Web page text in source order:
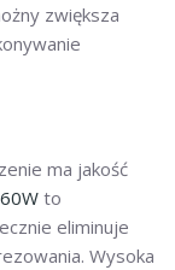
zwiększa
ma jakość
to
eliminuje
Wysoka